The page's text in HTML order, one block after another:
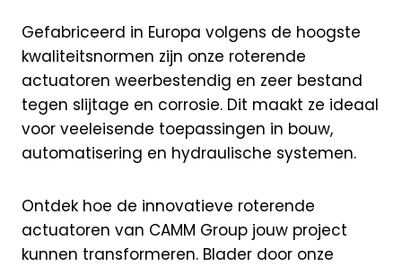
Gefabriceerd in Europa volgens de hoogste
kwaliteitsnormen zijn onze roterende
actuatoren weerbestendig en zeer bestand
tegen slijtage en corrosie. Dit maakt ze ideaal
voor veel­eisende toepassingen in bouw,
automatisering en hydraulische systemen.
Ontdek hoe de innovatieve roterende
actuatoren van CAMM Group jouw project
kunnen transformeren. Blader door onze